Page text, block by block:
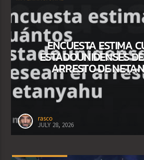
ENCUESTA ESTIMA
ESTADOUNIDENSES
ARRESTO DE
rasco
JULY 28, 2026